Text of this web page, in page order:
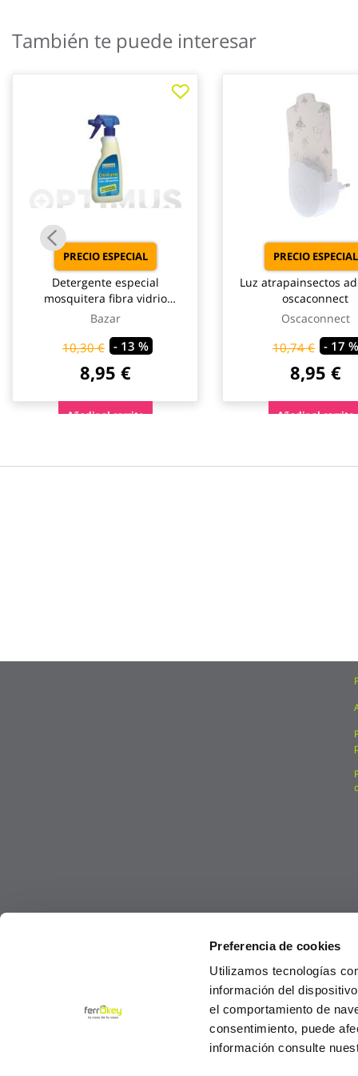
Preferencia de cookies
Utilizamos tecnologías
información del
el comportamiento de
consentimiento, puede
información consulte
imágenes
También te puede interesar
PRECIO ESPECIAL
Detergente especial
mosquitera fibra vidrio
750ml-citronela bazar
Bazar
10,30 € - 13 %
8,95 €
Añadir al carrito
PRECIO ESPECIAL
Luz atrapainsectos
oscaconnect
Oscaconnect
10,74 € - 17 %
8,95 €
Añadir al carrito